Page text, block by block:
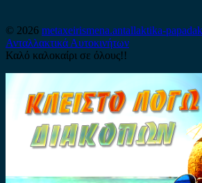
© 2026 metaxeirismena.antallaktika-
Ανταλλακτικά Αυτοκινήτων
Καλό καλοκαίρι σε όλους!!